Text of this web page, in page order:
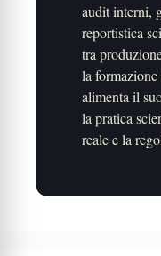
audit interni,
reportistica
tra
la
alimenta il
la pratica
reale e la